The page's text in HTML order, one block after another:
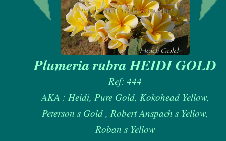
Plumeria rubra HEIDI GOLD
Ref: 444
AKA : Heidi, Pure Gold, Kokohead Yellow,
Peterson s Gold , Robert Anspach s Yellow,
Roban s Yellow